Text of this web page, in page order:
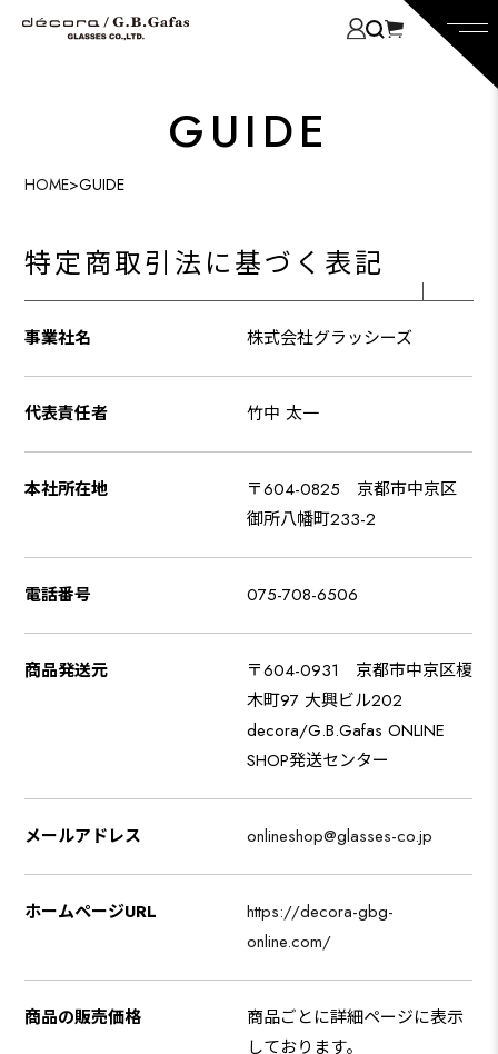
GUIDE
HOME>GUIDE
特定商取引法に基づく表記
事業社名 株式会社グラッシーズ
代表責任者 竹中 太一
本社所在地
〒604-0825 京都市中京区
御所八幡町233-2
電話番号 075-708-6506
商品発送元
〒604-0931 京都市中京区榎
木町97 大興ビル202
decora/G.B.Gafas ONLINE
SHOP発送センター
メールアドレス onlineshop@glasses-co.jp
ホームページURL
https://decora-gbg-
online.com/
商品の販売価格
商品ごとに詳細ページに表示
しております。